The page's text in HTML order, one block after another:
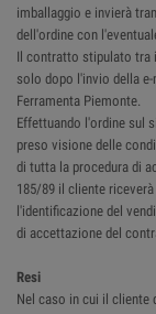
imballaggio e invierà
dell'ordine con
Il contratto stipulato tra
solo dopo l'invio della
Ferramenta Piemonte.
Effettuando l'ordine sul
preso visione delle
di tutta la procedura di
185/89 il cliente
l'identificazione del
di accettazione del
Resi
Nel caso in cui il cliente